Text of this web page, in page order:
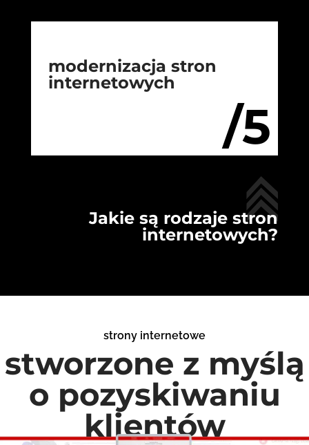
/5
modernizacja stron
internetowych
Jakie są rodzaje stron
internetowych?
strony internetowe
stworzone z myślą
o pozyskiwaniu
klientów